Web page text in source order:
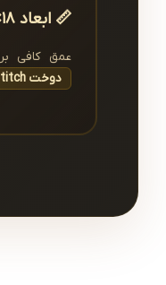
📏 ابعاد ۱۸×۱۵ سانتی‌متر
عمق کافی
دوخت X-Stitch تقویتی